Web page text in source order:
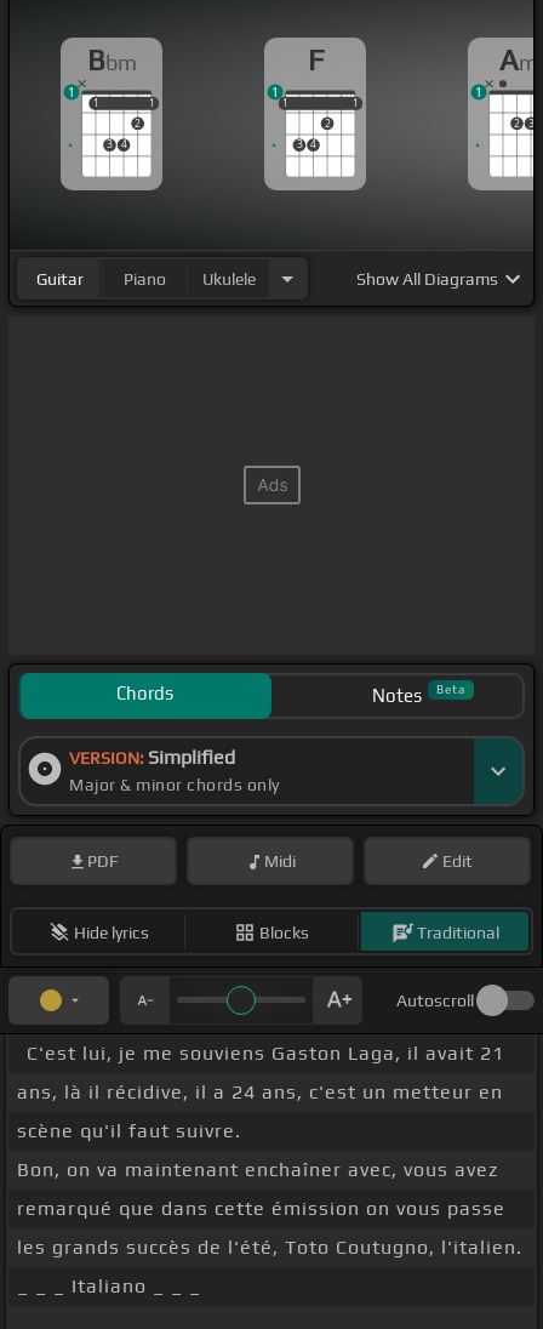
Bbm
1
3 4
2
1
1 1
1
F
1
3 4
2
1
1 1
1
Am
2 3
1
Guitar Piano Ukulele ShowAll Diagrams
Chords Notes Beta
VERSION: Simplified
Major & minor chords only
PDF Midi Edit
Hide lyrics Blocks Traditional
Autoscroll
C'est lui, je me souviens Gaston Laga, il avait 21
ans, là il récidive, il a 24 ans, c'est un metteur en
scène qu'il faut suivre.
Bon, on va maintenant enchaîner avec, vous avez
remarqué que dans cette émission on vous passe
les grands succès de l'été, Toto Coutugno, l'italien.
_ _ _ Italiano _ _ _